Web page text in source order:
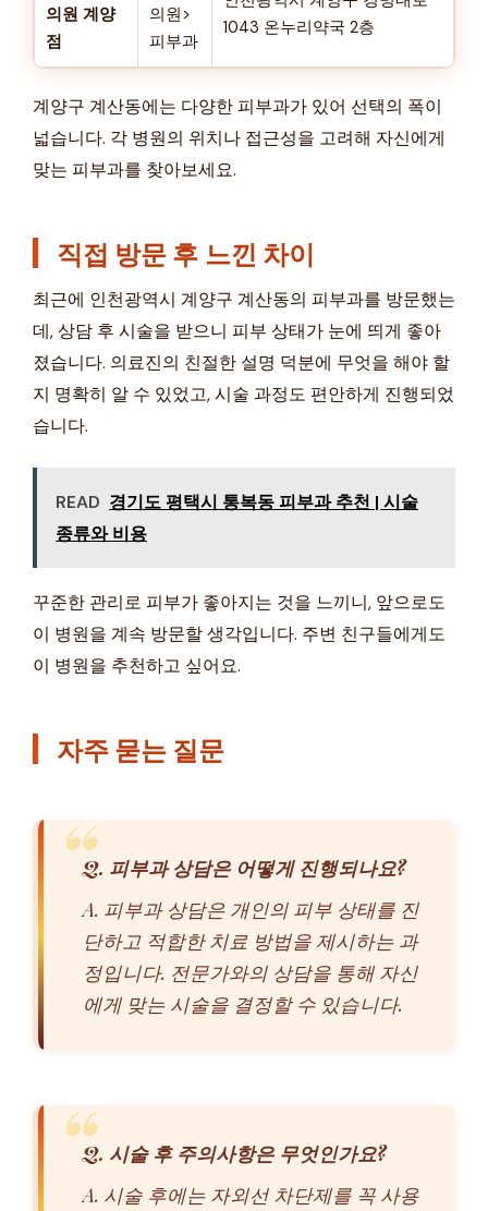
의원 계양
점
의원>
피부과
1043 온누리약국 2층
계양구 계산동에는 다양한 피부과가 있어 선택의 폭이
넓습니다. 각 병원의 위치나 접근성을 고려해 자신에게
맞는 피부과를 찾아보세요.
직접 방문 후 느낀 차이
최근에 인천광역시 계양구 계산동의 피부과를 방문했는
데, 상담 후 시술을 받으니 피부 상태가 눈에 띄게 좋아
졌습니다. 의료진의 친절한 설명 덕분에 무엇을 해야 할
지 명확히 알 수 있었고, 시술 과정도 편안하게 진행되었
습니다.
READ 경기도 평택시 통복동 피부과 추천 | 시술
종류와 비용
꾸준한 관리로 피부가 좋아지는 것을 느끼니, 앞으로도
이 병원을 계속 방문할 생각입니다. 주변 친구들에게도
이 병원을 추천하고 싶어요.
자주 묻는 질문
Q. 피부과 상담은 어떻게 진행되나요?
A. 피부과 상담은 개인의 피부 상태를 진
단하고 적합한 치료 방법을 제시하는 과
정입니다. 전문가와의 상담을 통해 자신
에게 맞는 시술을 결정할 수 있습니다.
Q. 시술 후 주의사항은 무엇인가요?
A. 시술 후에는 자외선 차단제를 꼭 사용